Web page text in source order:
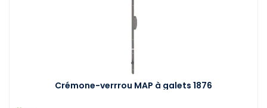
Crémone-verrrou MAP à galets 1876